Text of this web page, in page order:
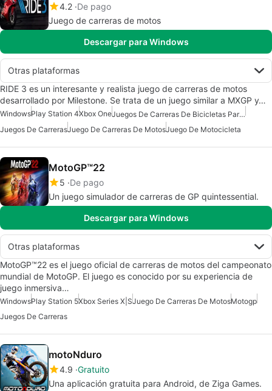
4.2 De pago
Juego de carreras de motos
Descargar para Windows
Otras plataformas
RIDE 3 es un interesante y realista juego de carreras de motos
desarrollado por Milestone. Se trata de un juego similar a MXGP y…
WindowsPlay Station 4Xbox One
Juegos De Carreras De Bicicletas Para Windows 7
Juegos De CarrerasJuego De Carreras De MotosJuego De Motocicleta
MotoGP™22
5 De pago
Un juego simulador de carreras de GP quintessential.
Descargar para Windows
Otras plataformas
MotoGP™22 es el juego oficial de carreras de motos del campeonato
mundial de MotoGP. El juego es conocido por su experiencia de
juego inmersiva…
WindowsPlay Station 5Xbox Series X|SJuego De Carreras De MotosMotogp
Juegos De Carreras
motoNduro
4.9 Gratuito
Una aplicación gratuita para Android, de Ziga Games.